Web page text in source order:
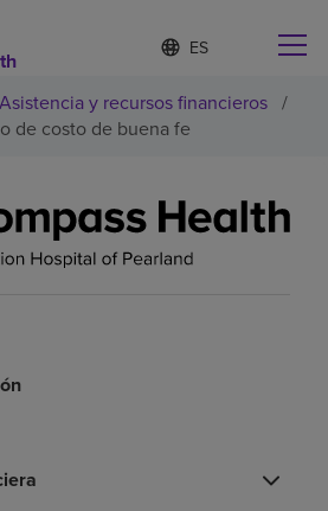
Lista
de
idiomas
contraída
d
o
m
e
c
Asistencia y recursos financieros /
de costo de buena fe